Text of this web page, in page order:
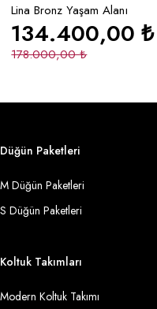
Lina Bronz Yaşam Alanı
178.000,00₺
134.400,00₺
Düğün Paketleri
M Düğün Paketleri
S Düğün Paketleri
Koltuk Takımları
Modern Koltuk Takımı